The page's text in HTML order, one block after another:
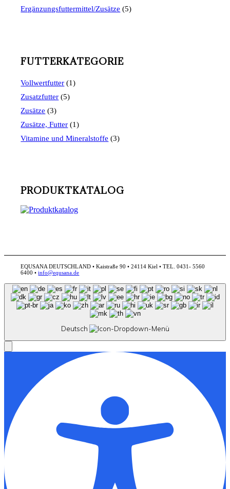
Ergänzungsfuttermittel/Zusätze (5)
FUTTERKATEGORIE
Vollwertfutter (1)
Zusatzfutter (5)
Zusätze (3)
Zusätze, Futter (1)
Vitamine und Mineralstoffe (3)
PRODUKTKATALOG
EQUSANA DEUTSCHLAND • Kaistraße 90 • 24114 Kiel • TEL. 0431- 5560
6400 •info@equsana.de
Deutsch